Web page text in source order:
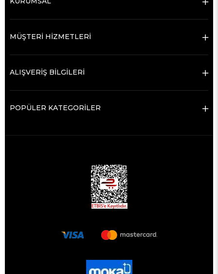
MÜŞTERİ HİZMETLERİ
ALIŞVERİŞ BİLGİLERİ
POPÜLER KATEGORİLER